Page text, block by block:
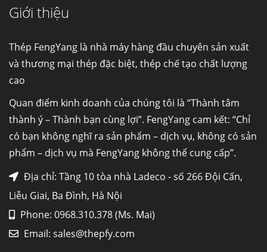
Giới thiệu
Thép FengYang là nhà máy hàng đầu chuyên sản xuất
và thương mại thép đặc biệt, thép chế tạo chất lượng
cao
Quan điểm kinh doanh của chúng tôi là “Thành tâm
thành ý – Thành bạn cùng lợi”. FengYang cam kết: “Chỉ
có bạn không nghĩ ra sản phẩm – dịch vụ, không có sản
phẩm – dịch vụ mà FengYang không thể cung cấp”.
Địa chỉ: Tầng 10 tòa nhà Ladeco - số 266 Đội Cấn,
Liễu Giai, Ba Đình, Hà Nội
Phone: 0968.310.378 (Ms. Mai)
Email: sales@thepfy.com
máy...
Hợp kim N06625 là hợp kim chịu
nhiệt,...
Mua inox ở đâu chất lượng giá tốt? Gọi ngay
Inox (thép không gỉ) là một trong...
LỰA CHỌN TỐI ƯU CHO MÔI TRƯỜNG